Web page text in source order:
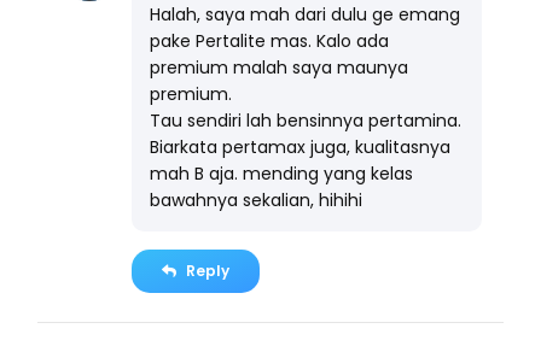
Halah, saya mah dari dulu ge emang
pake Pertalite mas. Kalo ada
premium malah saya maunya
premium.
Tau sendiri lah bensinnya pertamina.
Biarkata pertamax juga, kualitasnya
mah B aja. mending yang kelas
bawahnya sekalian, hihihi
Reply